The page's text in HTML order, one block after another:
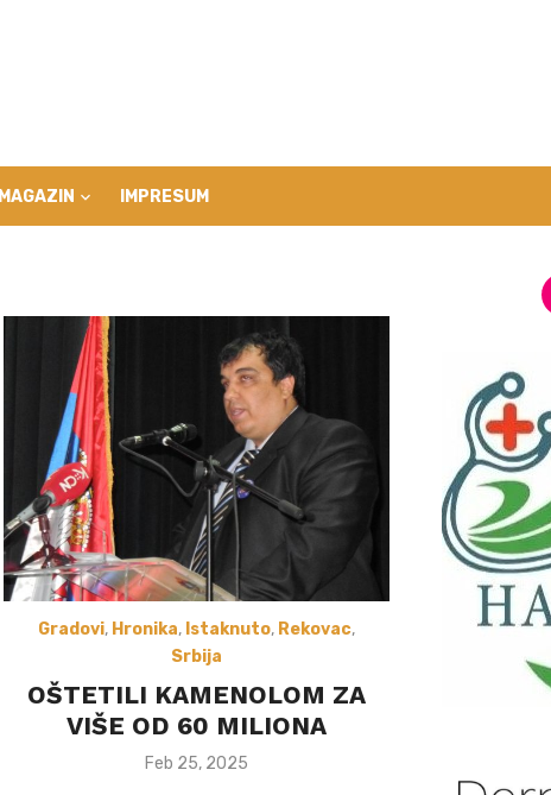
MAGAZIN IMPRESUM
Gradovi, Hronika, Istaknuto, Rekovac,
Srbija
OŠTETILI KAMENOLOM ZA
VIŠE OD 60 MILIONA
Posted
Feb 25, 2025